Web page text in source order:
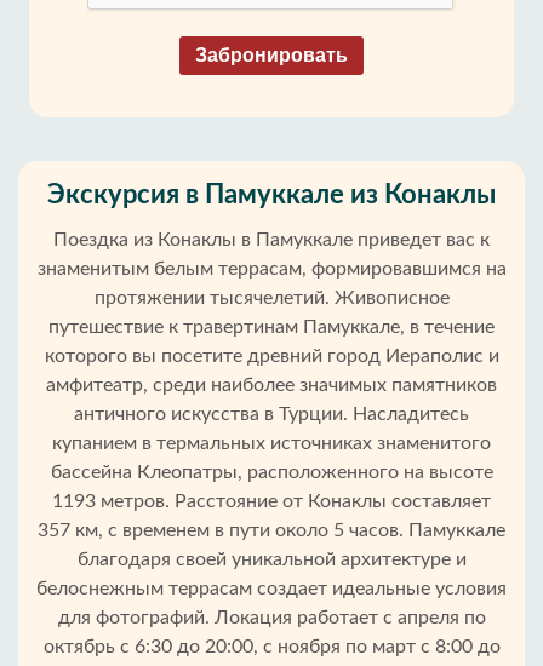
Главная
Забронировать
Экскурсия в Памуккале из Конаклы
Поездка из Конаклы в Памуккале приведет вас к
знаменитым белым террасам, формировавшимся на
протяжении тысячелетий. Живописное
путешествие к травертинам Памуккале, в течение
которого вы посетите древний город Иераполис и
амфитеатр, среди наиболее значимых памятников
античного искусства в Турции. Насладитесь
купанием в термальных источниках знаменитого
бассейна Клеопатры, расположенного на высоте
1193 метров. Расстояние от Конаклы составляет
357 км, с временем в пути около 5 часов. Памуккале
благодаря своей уникальной архитектуре и
белоснежным террасам создает идеальные условия
для фотографий. Локация работает с апреля по
октябрь с 6:30 до 20:00, с ноября по март с 8:00 до